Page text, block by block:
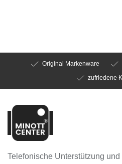
Original Markenware
zufriedene
Telefonische Unterstützung